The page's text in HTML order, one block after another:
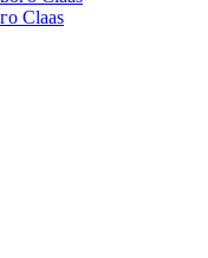
Claas